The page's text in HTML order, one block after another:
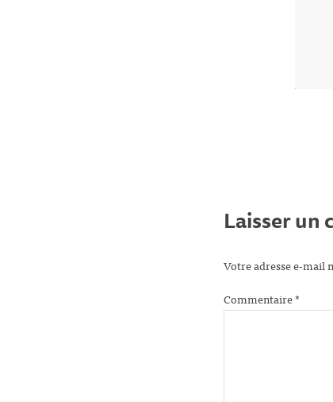
Laisser un
Votre adresse e-mail
Commentaire*